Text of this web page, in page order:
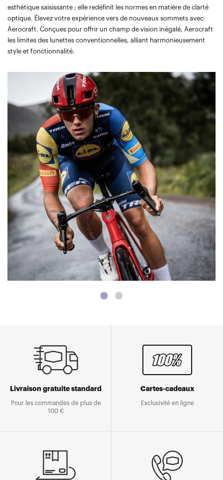
esthétique saisissante ; elle redéfinit les normes en matière de clarté
optique. Élevez votre expérience vers de nouveaux sommets avec
Aerocraft. Conçues pour offrir un champ de vision inégalé, Aerocraft
les limites des lunettes conventionnelles, alliant harmonieusement
style et fonctionnalité.
Livraison gratuite standard
Pour les commandes de plus de
100 €
Cartes-cadeaux
Exclusivité en ligne